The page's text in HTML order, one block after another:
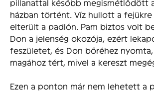
pillanattal később megismétlődött
házban történt. Víz hullott a fejükre
elterült a padlón. Pam biztos volt
Don a jelenség okozója, ezért
feszületet, és Don bőréhez
magához tért, mivel a kereszt
Ezen a ponton már nem lehetett a